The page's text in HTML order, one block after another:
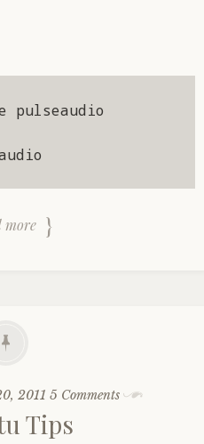
pulseaudio
more
2011 5 Comments
Tips